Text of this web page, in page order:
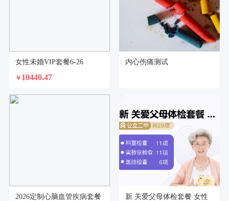
女性未婚VIP套餐6-26
￥ 10440.47
内心伤痛测试
2026定制心脑血管疾病套餐 新 关爱父母体检套餐 女性